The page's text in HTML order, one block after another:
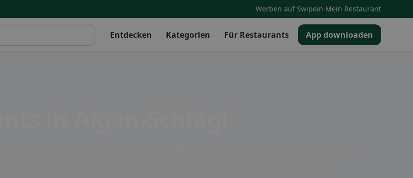
Werben auf Swipein·Mein Restaurant
Entdecken Kategorien Für Restaurants App downloaden